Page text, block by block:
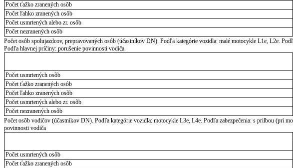
Počet ťažko zranených osôb
Počet ľahko zranených osôb
Počet usmrtených alebo zr. osôb
Počet nezranených osôb
Počet osôb spolujazdcov, prepravovaných osôb (účastníkov DN). Podľa kategórie vozidla: malé motocykle L1e, L2e.
Podľa hlavnej príčiny: porušenie povinnosti vodiča
Počet usmrtených osôb
Počet ťažko zranených osôb
Počet ľahko zranených osôb
Počet usmrtených alebo zr. osôb
Počet nezranených osôb
Počet osôb vodičov (účastníkov DN). Podľa kategórie vozidla: motocykle L3e, L4e. Podľa zabezpečenia: s prilbou (pri
povinnosti vodiča
Počet usmrtených osôb
Počet ťažko zranených osôb